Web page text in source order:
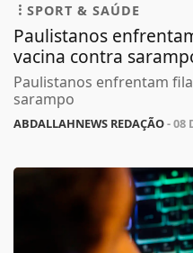
SPORT & SAÚDE
Paulistanos
vacina contra
Paulistanos enfrentam
sarampo
ABDALLAHNEWS REDAÇÃO- 08